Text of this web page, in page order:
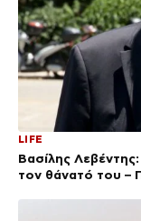
LIFE
Βασίλης
τον θάνατό του –